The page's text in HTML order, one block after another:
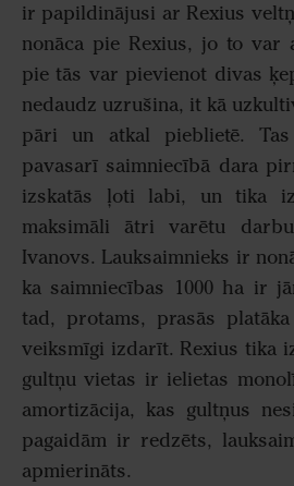
ir papildinājusi ar Rexius
nonāca pie Rexius, jo to
pie tās var pievienot divas
nedaudz uzrušina, it kā
pāri un atkal pieblietē.
pavasarī saimniecībā dara
izskatās ļoti labi, un tika
maksimāli ātri varētu
Ivanovs. Lauksaimnieks ir
ka saimniecības 1000 ha ir
tad, protams, prasās
veiksmīgi izdarīt. Rexius tika
gultņu vietas ir ielietas
amortizācija, kas gultņus
pagaidām ir redzēts,
apmierināts.